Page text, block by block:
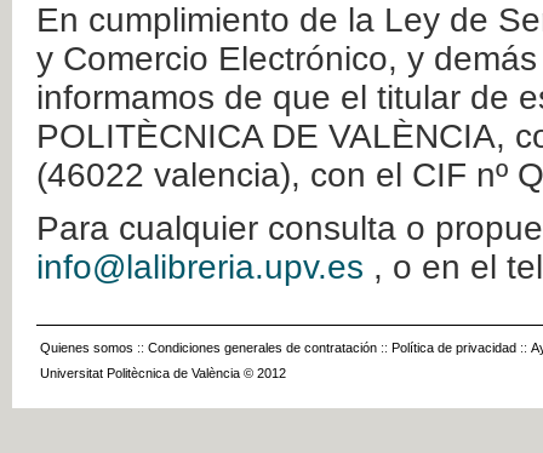
En cumplimiento de la Ley de
y Comercio Electrónico, y
informamos de que el titular de
POLITÈCNICA DE VALÈNCIA,
(46022 valencia), con el CIF nº
Para cualquier consulta o
info@lalibreria.upv.es , o en el
Quienes somos :: Condiciones generales de contratación :: Política de privacidad ::
Universitat Politècnica de València © 2012